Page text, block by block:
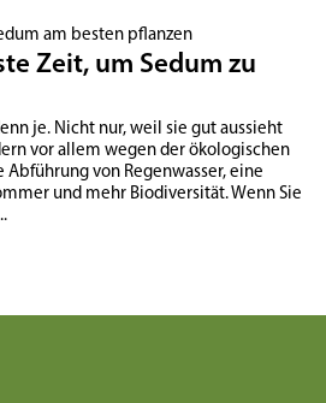
Zeit, um Sedum zu
je. Nicht nur, weil sie gut aussieht
vor allem wegen der ökologischen
von Regenwasser, eine
und mehr Biodiversität. Wenn Sie